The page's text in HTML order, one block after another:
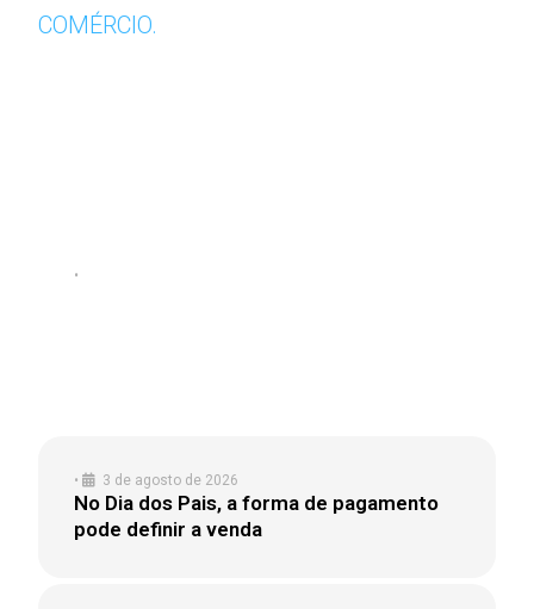
COMÉRCIO.
•
• 3 de agosto de 2026
No Dia dos Pais, a forma de pagamento
pode definir a venda